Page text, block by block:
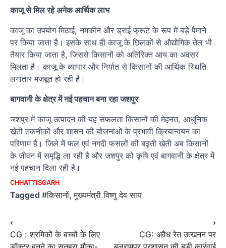
काजू से मिल रहे अनेक आर्थिक लाभ
काजू का उपयोग मिठाई, नमकीन और ड्राई फ्रूट के रूप में बड़े पैमाने
पर किया जाता है। इसके साथ ही काजू के छिलकों से औद्योगिक तेल भी
तैयार किया जाता है, जिससे किसानों को अतिरिक्त आय का अवसर
मिलता है। काजू के व्यापार और निर्यात से किसानों की आर्थिक स्थिति
लगातार मजबूत हो रही है।
बागवानी के क्षेत्र में नई पहचान बना रहा जशपुर
जशपुर में काजू उत्पादन की यह सफलता किसानों की मेहनत, आधुनिक
खेती तकनीकों और शासन की योजनाओं के प्रभावी क्रियान्वयन का
परिणाम है। जिले में फल एवं नगदी फसलों की बढ़ती खेती अब किसानों
के जीवन में समृद्धि ला रही है और जशपुर को कृषि एवं बागवानी के क्षेत्र में
नई पहचान दिला रही है।
CHHATTISGARH
Tagged #किसानों,मुख्यमंत्री विष्णु देव साय
Post
navigation
⟵
CG : श्रमिकों के बच्चों के लिए
CG: अवैध रेत उत्खनन पर
⟶